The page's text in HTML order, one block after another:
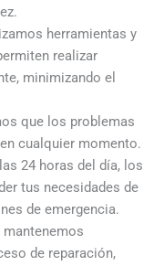
herramientas y
realizar
minimizando el
que los problemas
cualquier momento.
24 horas del día, los
tus necesidades de
de emergencia.
mantenemos
de reparación,